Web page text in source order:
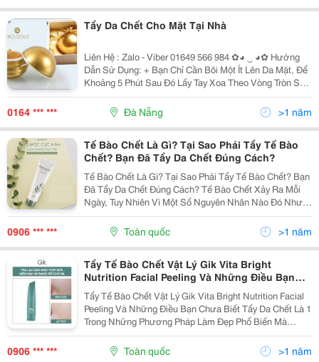
Tẩy Da Chết Cho Mặt Tại Nhà
Liên Hệ : Zalo - Viber 01649 566 984 ✿◕ ‿ ◕✿ Hướng
Dẫn Sử Dụng: + Bạn Chỉ Cần Bôi Một Ít Lên Da Mặt, Để
Khoảng 5 Phút Sau Đó Lấy Tay Xoa Theo Vòng Tròn Sẽ
Thâý Tế Bào Da Chết Được Loại Bỏ Ra Khỏi Da Mặt Và
Da Mặt Bạn Trông Mịn Màng, Mượt Hơn Rấ
0164 *** *** Đà Nẵng >1 năm
Tế Bào Chết Là Gì? Tại Sao Phải Tẩy Tế Bào
Chết? Bạn Đã Tẩy Da Chết Đúng Cách?
Tế Bào Chết Là Gì? Tại Sao Phải Tẩy Tế Bào Chết? Bạn
Đã Tẩy Da Chết Đúng Cách? Tế Bào Chết Xảy Ra Mỗi
Ngày, Tuy Nhiên Vì Một Số Nguyên Nhân Nào Đó Như
Thời Tiết Hay Nắng Nóng, Bụi Bẩn Từ Môi Trường
Ngoài,&Hellip; Mà Tế Bào Chết Trên Làn Da Không...
0906 *** *** Toàn quốc >1 năm
Tẩy Tế Bào Chết Vật Lý Gik Vita Bright
Nutrition Facial Peeling Và Những Điều Bạn
Chưa Biết
Tẩy Tế Bào Chết Vật Lý Gik Vita Bright Nutrition Facial
Peeling Và Những Điều Bạn Chưa Biết Tẩy Da Chết Là 1
Trong Những Phương Pháp Làm Đẹp Phổ Biến Mà
Nhiều Cô Nàng Truyền Tai Nhau Áp Dụng. Họ Nói Rằng
Tẩy Da Chết Sẽ Giúp Loại Bỏ Tế Bào Chết,...
0906 *** *** Toàn quốc >1 năm